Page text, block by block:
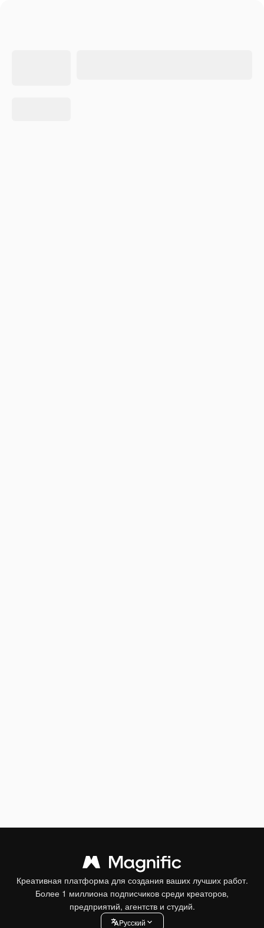
Креативная платформа для создания ваших лучших работ.
Более 1 миллиона подписчиков среди креаторов,
предприятий, агентств и студий.
Pусский